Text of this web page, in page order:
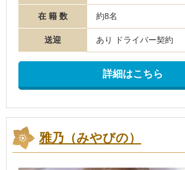
在 籍 数 約8名
送迎 あり ドライバー契約
詳細はこちら
雅乃（みやびの）